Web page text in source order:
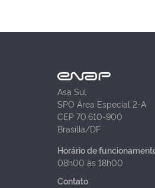
Asa Sul
SPO Área Especial 2-A
CEP 70.610-900
Brasília/DF
Horário de
08h00 às 18h00
Contato